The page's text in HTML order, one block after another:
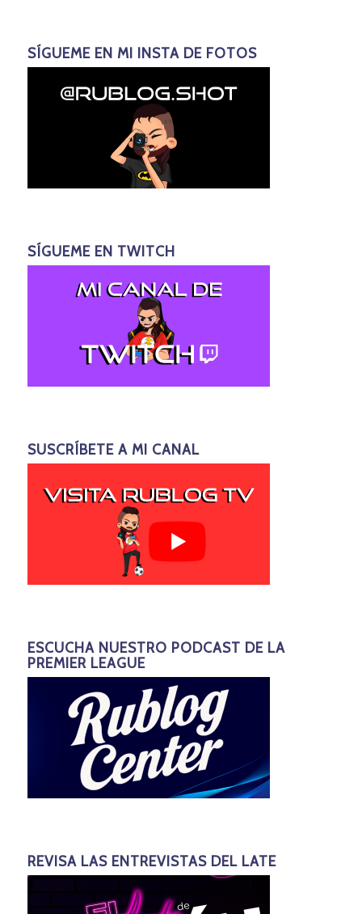
SÍGUEME EN MI INSTA DE FOTOS
SÍGUEME EN TWITCH
SUSCRÍBETE A MI CANAL
ESCUCHA NUESTRO PODCAST DE LA
PREMIER LEAGUE
REVISA LAS ENTREVISTAS DEL LATE